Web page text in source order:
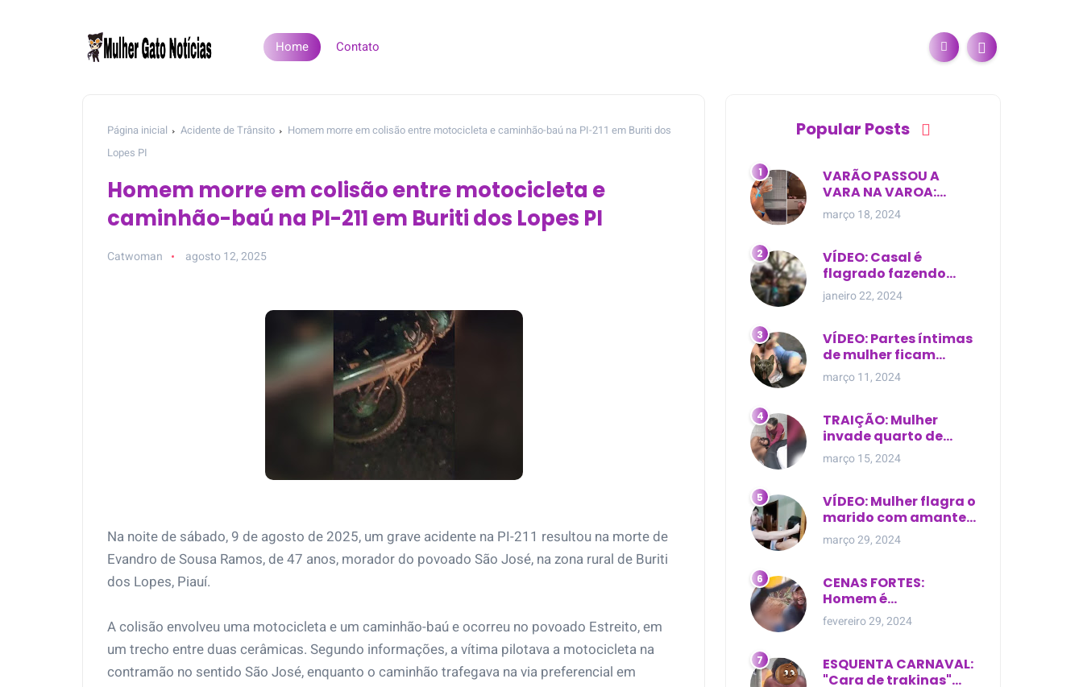
Home Contato
Página inicial Acidente de Trânsito
Homem morre em colisão entre motocicleta e caminhão-baú na PI-211 em Buriti dos
Lopes PI
Homem morre em colisão entre motocicleta e
caminhão-baú na PI-211 em Buriti dos Lopes PI
Catwoman agosto 12, 2025
Na noite de sábado, 9 de agosto de 2025, um grave acidente na PI-211 resultou na morte de
Evandro de Sousa Ramos, de 47 anos, morador do povoado São José, na zona rural de Buriti
dos Lopes, Piauí.
A colisão envolveu uma motocicleta e um caminhão-baú e ocorreu no povoado Estreito, em
um trecho entre duas cerâmicas. Segundo informações, a vítima pilotava a motocicleta na
contramão no sentido São José, enquanto o caminhão trafegava na via preferencial em
Popular Posts
VARÃO PASSOU A
VARA NA VAROA:
Esposa de pregador
evangélico descobre
extra-conjugal
março 18, 2024
VÍDEO: Casal é
flagrado fazendo
sexo dentro de
cemitério, em cima de
janeiro 22, 2024
VÍDEO: Partes íntimas
de mulher ficam
expostas durante
briga em Manaus
março 11, 2024
TRAIÇÃO: Mulher
invade quarto de
motel e encontra o
marido com outra na
março 15, 2024
VÍDEO: Mulher flagra o
marido com amante
dentro da própria
residência
março 29, 2024
CENAS FORTES:
Homem é
brutalmente atacado
e morto a golpes de
fevereiro 29, 2024
ESQUENTA CARNAVAL:
"Cara de trakinas"